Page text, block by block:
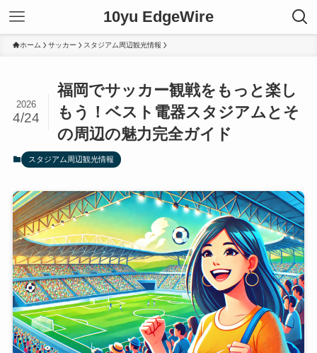
10yu EdgeWire
ホーム サッカー スタジアム周辺観光情報
福岡でサッカー観戦をもっと楽し
もう！ベスト電器スタジアムとそ
の周辺の魅力完全ガイド
2026
4/24
スタジアム周辺観光情報